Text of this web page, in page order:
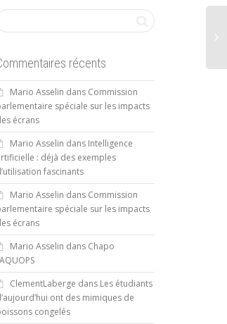
récents
Mario Asselin dans Commission
spéciale sur les impacts
écrans
Mario Asselin dans Intelligence
: déjà des exemples
fascinants
Mario Asselin dans Commission
spéciale sur les impacts
écrans
Mario Asselin dans Chapo
ClementLaberge dans Les étudiants
ont des mimiques de
congelés